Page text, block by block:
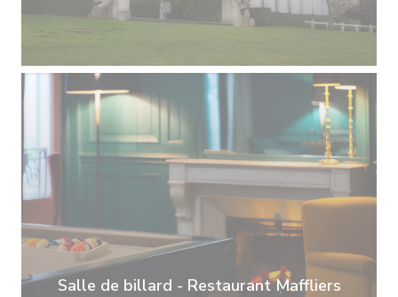
Salle de billard - Restaurant Maffliers